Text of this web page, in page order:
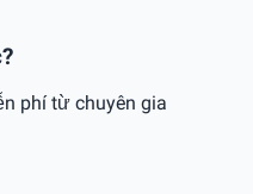
phí từ chuyên gia